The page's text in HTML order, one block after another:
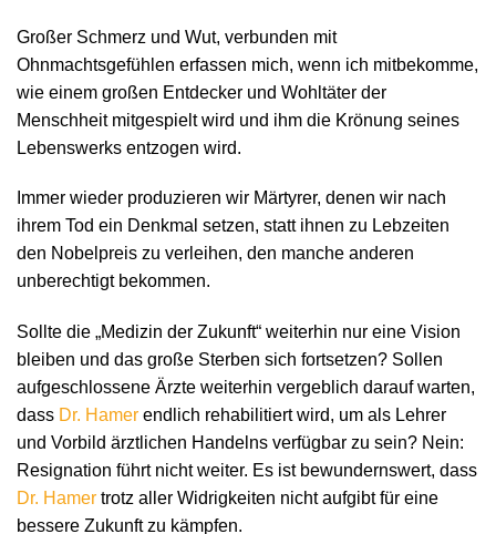
Großer Schmerz und Wut, verbunden mit
Ohnmachtsgefühlen erfassen mich, wenn ich mitbekomme,
wie einem großen Entdecker und Wohltäter der
Menschheit mitgespielt wird und ihm die Krönung seines
Lebenswerks entzogen wird.
Immer wieder produzieren wir Märtyrer, denen wir nach
ihrem Tod ein Denkmal setzen, statt ihnen zu Lebzeiten
den Nobelpreis zu verleihen, den manche anderen
unberechtigt bekommen.
Sollte die „Medizin der Zukunft“ weiterhin nur eine Vision
bleiben und das große Sterben sich fortsetzen? Sollen
aufgeschlossene Ärzte weiterhin vergeblich darauf warten,
dass Dr. Hamer endlich rehabilitiert wird, um als Lehrer
und Vorbild ärztlichen Handelns verfügbar zu sein? Nein:
Resignation führt nicht weiter. Es ist bewundernswert, dass
Dr. Hamer trotz aller Widrigkeiten nicht aufgibt für eine
bessere Zukunft zu kämpfen.